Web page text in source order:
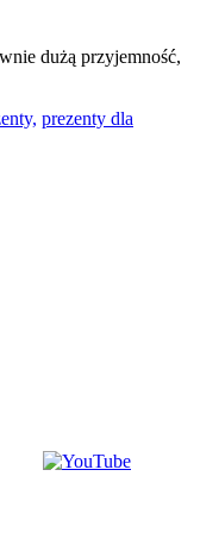
dużą przyjemność,
prezenty dla